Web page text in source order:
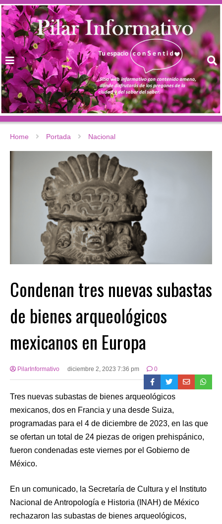
Home Portada Nacional
Condenan tres nuevas subastas
de bienes arqueológicos
mexicanos en Europa
PilarInformativo diciembre 2, 2023 7:36 pm 0
Tres nuevas subastas de bienes arqueológicos
mexicanos, dos en Francia y una desde Suiza,
programadas para el 4 de diciembre de 2023, en las que
se ofertan un total de 24 piezas de origen prehispánico,
fueron condenadas este viernes por el Gobierno de
México.
En un comunicado, la Secretaría de Cultura y el Instituto
Nacional de Antropología e Historia (INAH) de México
rechazaron las subastas de bienes arqueológicos,